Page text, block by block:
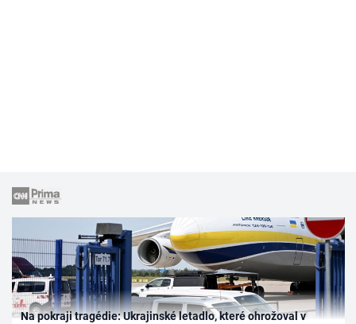
Na pokraji tragédie: Ukrajinské letadlo, které ohrožoval v